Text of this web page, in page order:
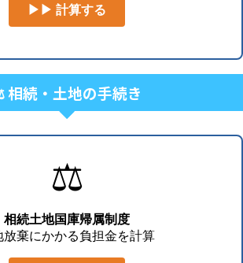
▶▶ 計算する
相続・土地の手続き
⚖️
相続土地国庫帰属制度
放棄にかかる負担金を計算